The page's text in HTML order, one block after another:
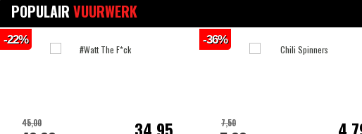
POPULAIRVUURWERK
45,00
-22%
7,50
-36%